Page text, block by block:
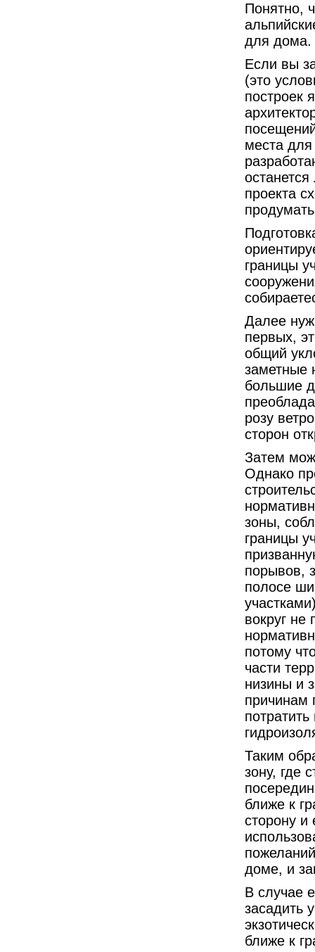
Понятно,
для дома.
Если вы
(это
построек
места
проекта
границы
Далее
первых,
общий
заметные
большие
розу
сторон
Затем
Однако
зоны,
границы
порывов,
полосе
вокруг не
потому
части
низины и
причинам
Таким
зону, где
ближе к
сторону и
доме, и
В случае
засадить
ближе к